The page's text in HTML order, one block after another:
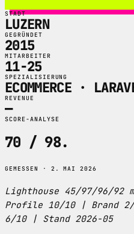
STADT
LUZERN
GEGRÜNDET
2015
MITARBEITER
11-25
SPEZIALISIERUNG
ECOMMERCE ·
REVENUE
—
SCORE-ANALYSE
70 / 98.
GEMESSEN · 2. MAI 2026
Lighthouse 45/97/96/92
Profile 10/10 | Brand
6/10 | Stand 2026-05